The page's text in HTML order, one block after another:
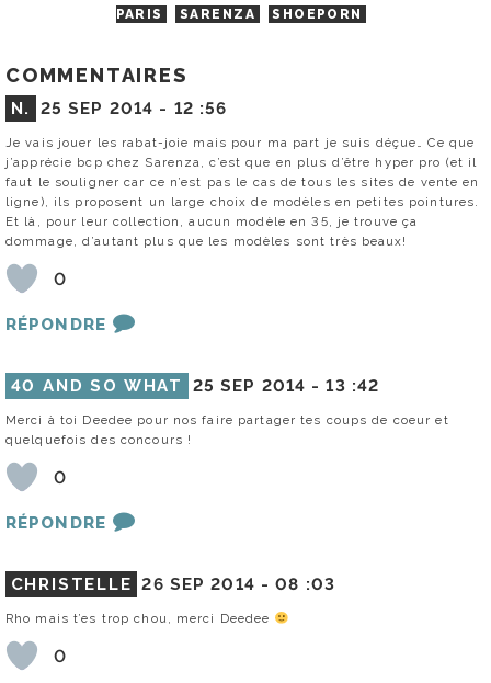
PARIS
SARENZA SHOEPORN
COMMENTAIRES
N. 25 SEP 2014 - 12 :56
Je vais jouer les rabat-joie mais pour ma part je suis déçue… Ce que
j’apprécie bcp chez Sarenza, c’est que en plus d’être hyper pro (et il
faut le souligner car ce n’est pas le cas de tous les sites de vente en
ligne), ils proposent un large choix de modèles en petites pointures.
Et là, pour leur collection, aucun modèle en 35, je trouve ça
dommage, d’autant plus que les modèles sont très beaux!
0
RÉPONDRE
40 AND SO WHAT 25 SEP 2014 -13 :42
Merci à toi Deedee pour nos faire partager tes coups de coeur et
quelquefois des concours !
0
RÉPONDRE
CHRISTELLE 26 SEP 2014 -08 :03
Rho mais t’es trop chou, merci Deedee
0